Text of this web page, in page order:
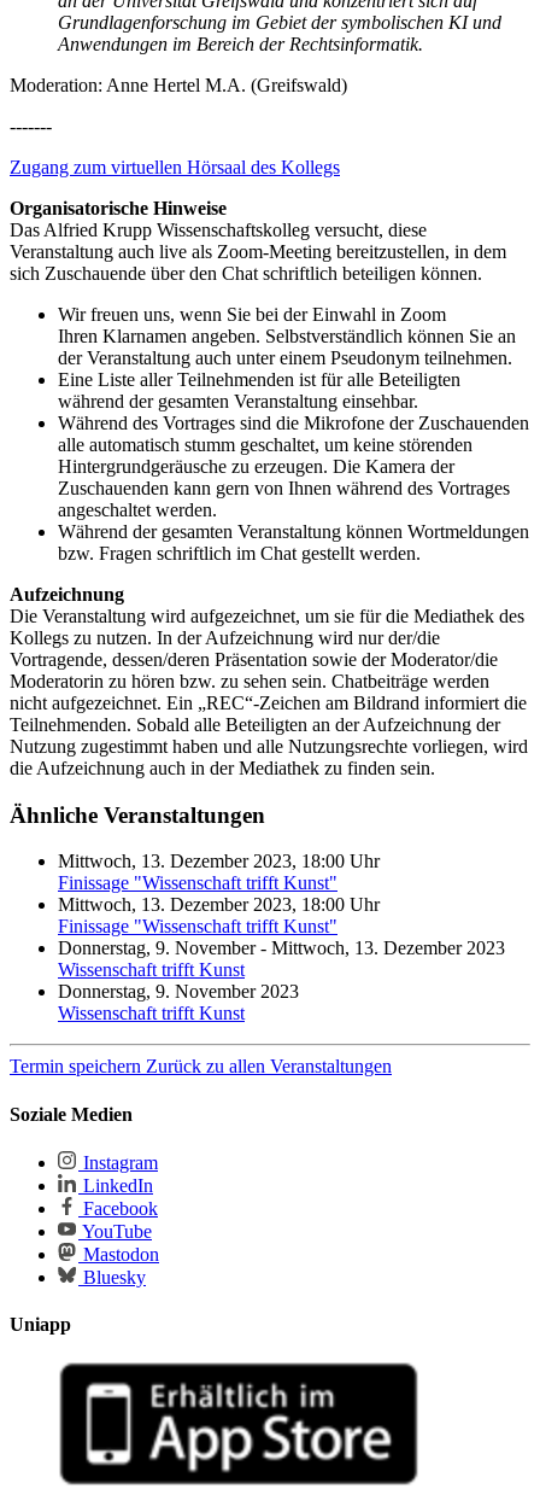
Grundlagenforschung im Gebiet der symbolischen KI und
Anwendungen im Bereich der Rechtsinformatik.
Moderation: Anne Hertel M.A. (Greifswald)
-------
Zugang zum virtuellen Hörsaal des Kollegs
Organisatorische Hinweise
Das Alfried Krupp Wissenschaftskolleg versucht, diese
Veranstaltung auch live als Zoom-Meeting bereitzustellen, in dem
sich Zuschauende über den Chat schriftlich beteiligen können.
Wir freuen uns, wenn Sie bei der Einwahl in Zoom
Ihren Klarnamen angeben. Selbstverständlich können Sie an
der Veranstaltung auch unter einem Pseudonym teilnehmen.
Eine Liste aller Teilnehmenden ist für alle Beteiligten
während der gesamten Veranstaltung einsehbar.
Während des Vortrages sind die Mikrofone der Zuschauenden
alle automatisch stumm geschaltet, um keine störenden
Hintergrundgeräusche zu erzeugen. Die Kamera der
Zuschauenden kann gern von Ihnen während des Vortrages
angeschaltet werden.
Während der gesamten Veranstaltung können Wortmeldungen
bzw. Fragen schriftlich im Chat gestellt werden.
Aufzeichnung
Die Veranstaltung wird aufgezeichnet, um sie für die Mediathek des
Kollegs zu nutzen. In der Aufzeichnung wird nur der/die
Vortragende, dessen/deren Präsentation sowie der Moderator/die
Moderatorin zu hören bzw. zu sehen sein. Chatbeiträge werden
nicht aufgezeichnet. Ein „REC“-Zeichen am Bildrand informiert die
Teilnehmenden. Sobald alle Beteiligten an der Aufzeichnung der
Nutzung zugestimmt haben und alle Nutzungsrechte vorliegen, wird
die Aufzeichnung auch in der Mediathek zu finden sein.
Ähnliche Veranstaltungen
Mittwoch, 13. Dezember 2023, 18:00 Uhr
Finissage "Wissenschaft trifft Kunst"
Mittwoch, 13. Dezember 2023, 18:00 Uhr
Finissage "Wissenschaft trifft Kunst"
Donnerstag, 9. November - Mittwoch, 13. Dezember 2023
Wissenschaft trifft Kunst
Donnerstag, 9. November 2023
Wissenschaft trifft Kunst
Termin speichern Zurück zu allen Veranstaltungen
Soziale Medien
Instagram
LinkedIn
Facebook
YouTube
Mastodon
Bluesky
Uniapp